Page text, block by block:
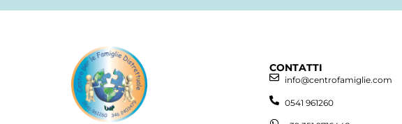
CONTATTI
info@centrofamiglie.com
0541 961260